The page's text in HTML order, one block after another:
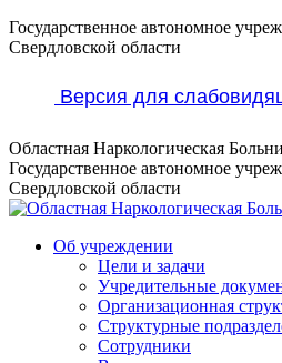
Перейти
к
Государственное автономное
Свердловской области
Версия для
Областная Наркологическая
Государственное автономное
Свердловской области
Об учреждении
Цели и задачи
Учредительные
Организационная
Структурные
Сотрудники